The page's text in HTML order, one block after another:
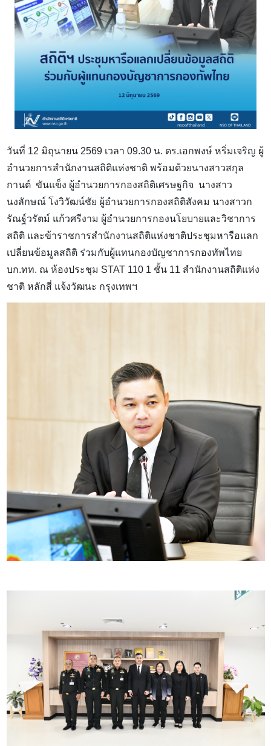
วันที่ 12 มิถุนายน 2569 เวลา 09.30 น. ดร.เอกพงษ์ หริ่มเจริญ ผู้
อำนวยการสำนักงานสถิติแห่งชาติ พร้อมด้วยนางสาวสกุล
กานต์ ขันแข็ง ผู้อำนวยการกองสถิติเศรษฐกิจ นางสาว
นงลักษณ์ โงวิวัฒน์ชัย ผู้อำนวยการกองสถิติสังคม นางสาวก
รัณฐ์วรัตม์ แก้วศรีงาม ผู้อำนวยการกองนโยบายและวิชาการ
สถิติ และข้าราชการสำนักงานสถิติแห่งชาติประชุมหารือแลก
เปลี่ยนข้อมูลสถิติ ร่วมกับผู้แทนกองบัญชาการกองทัพไทย
บก.ทท. ณ ห้องประชุม STAT 110 1 ชั้น 11 สำนักงานสถิติแห่ง
ชาติ หลักสี่ แจ้งวัฒนะ กรุงเทพฯ